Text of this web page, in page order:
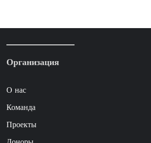
Организация
О нас
Команда
Проекты